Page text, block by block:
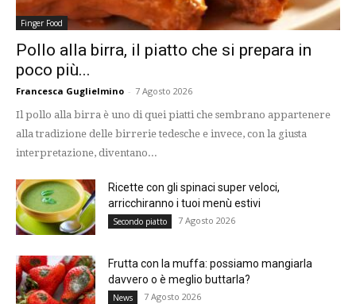
Finger Food
Pollo alla birra, il piatto che si prepara in
poco più...
Francesca Guglielmino - 7 Agosto 2026
Il pollo alla birra è uno di quei piatti che sembrano appartenere
alla tradizione delle birrerie tedesche e invece, con la giusta
interpretazione, diventano...
Ricette con gli spinaci super veloci,
arricchiranno i tuoi menù estivi
Secondo piatto 7 Agosto 2026
Frutta con la muffa: possiamo mangiarla
davvero o è meglio buttarla?
News 7 Agosto 2026